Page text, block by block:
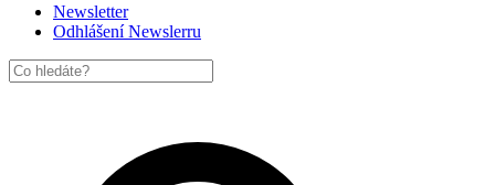
Newsletter
Odhlášení Newslerru